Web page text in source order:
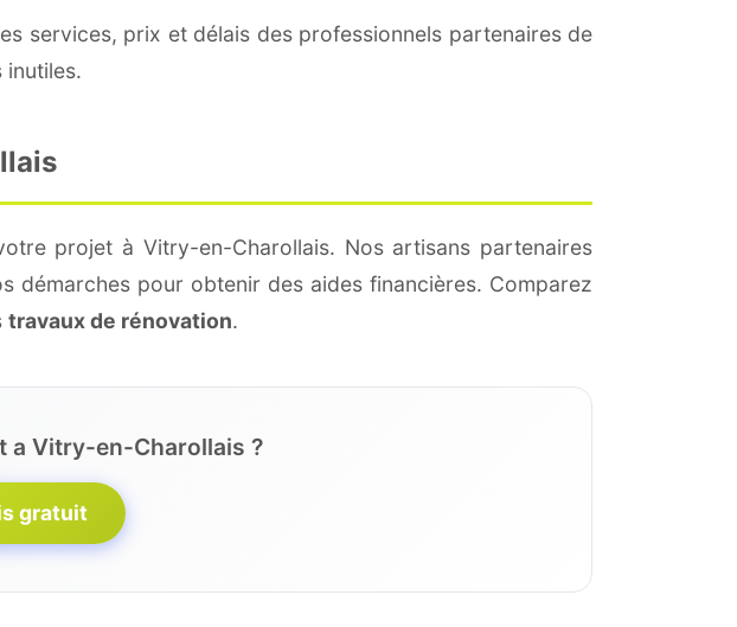
services, prix et délais des professionnels partenaires de
inutiles.
projet à Vitry-en-Charollais. Nos artisans partenaires
démarches pour obtenir des aides financières. Comparez
travaux de rénovation.
a Vitry-en-Charollais ?
gratuit